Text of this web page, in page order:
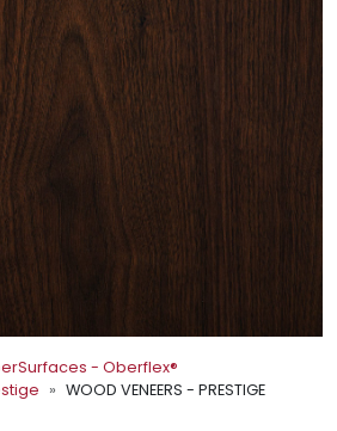
- Oberflex®
WOOD VENEERS - PRESTIGE